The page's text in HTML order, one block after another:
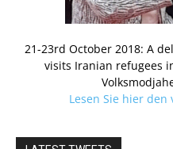
21-23rd October 2018: A
visits Iranian refugees
Lesen Sie hier